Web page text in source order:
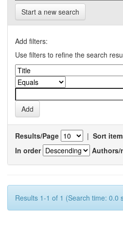
Start a new search
Add filters:
Use filters to refine the search
Results/Page | Sort
In order
Authors/
Results 1-1 of 1 (Search time: 0.0